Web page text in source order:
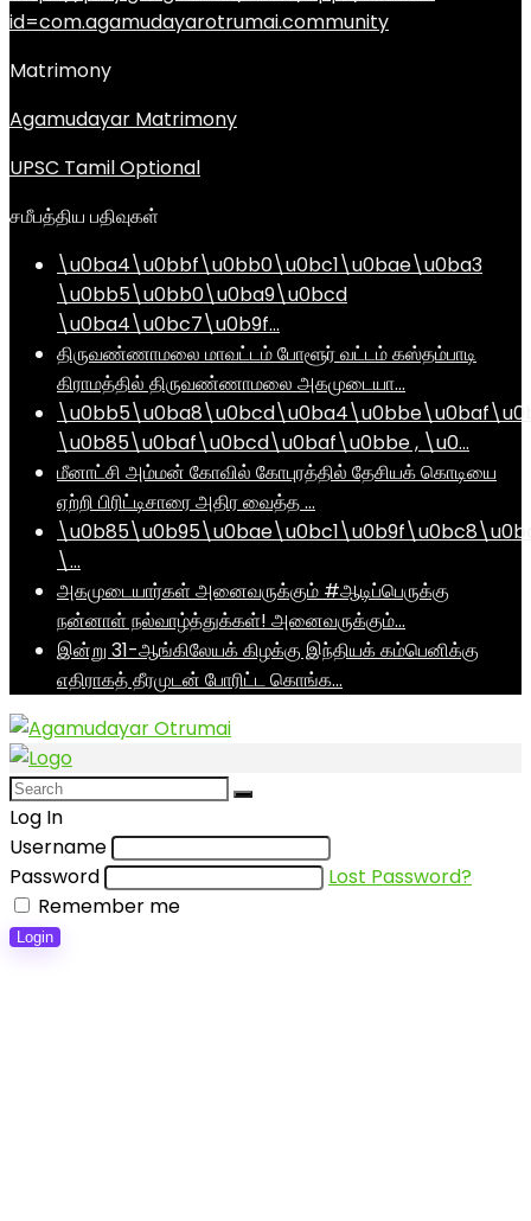
id=com.agamudayarotrumai.community
Matrimony
Agamudayar Matrimony
UPSC Tamil Optional
சமீபத்திய பதிவுகள்
\u0ba4\u0bbf\u0bb0\u0bc1\u0bae\u0ba3
\u0bb5\u0bb0\u0ba9\u0bcd
\u0ba4\u0bc7\u0b9f…
திருவண்ணாமலை மாவட்டம் போளூர் வட்டம் கஸ்தம்பாடி
கிராமத்தில் திருவண்ணாமலை அகமுடையா…
\u0b85\u0baf\u0bcd\u0baf\u0bbe , \u0…
மீனாட்சி அம்மன் கோவில் கோபுரத்தில் தேசியக் கொடியை
ஏற்றி பிரிட்டிசாரை அதிர வைத்த …
\…
அகமுடையார்கள் அனைவருக்கும் #ஆடிப்பெருக்கு
நன்னாள் நல்வாழ்த்துக்கள்! அனைவருக்கும்…
இன்று 31-ஆங்கிலேயக் கிழக்கு இந்தியக் கம்பெனிக்கு
எதிராகத் தீரமுடன் போரிட்ட கொங்க…
Log In
Username
Password
Lost Password?
Remember me
Login